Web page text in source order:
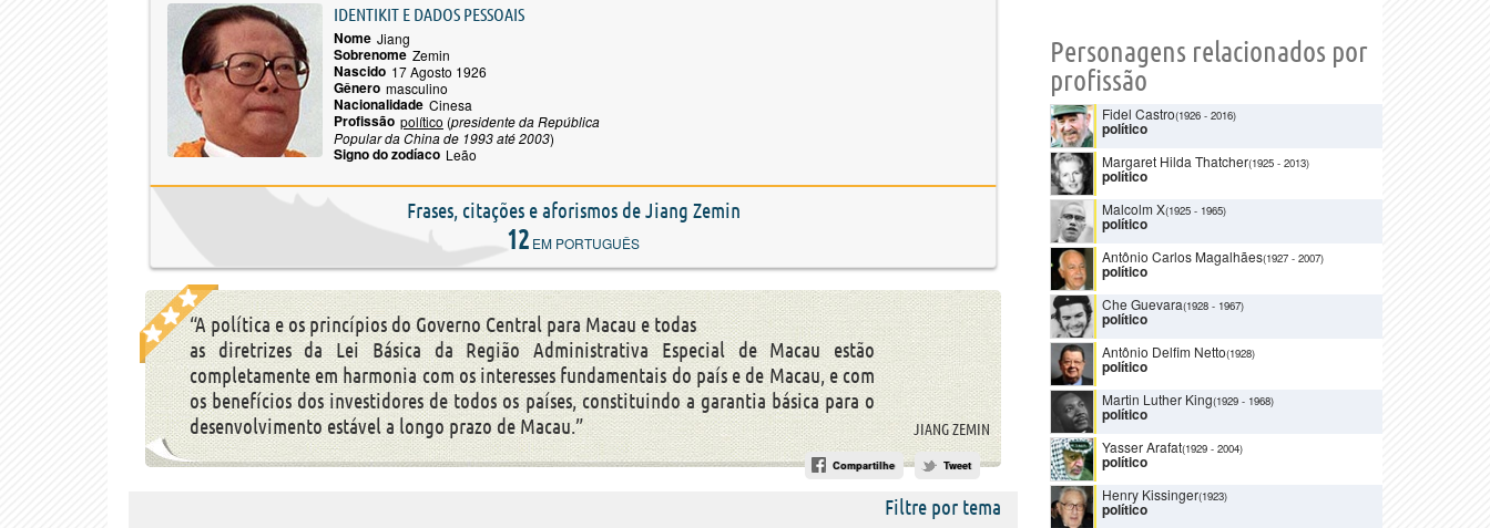
IDENTIKIT E DADOS PESSOAIS
Nome Jiang
Sobrenome Zemin
Nascido 17 Agosto 1926
Gênero masculino
Nacionalidade Cinesa
Profissão político (presidente da República
Popular da China de 1993 até 2003)
Signo do zodíaco Leão
Frases, citações e aforismos de Jiang Zemin
12 EM PORTUGUÊS
“A política e os princípios do Governo Central para Macau e todas
as diretrizes da Lei Básica da Região Administrativa Especial de Macau estão
completamente em harmonia com os interesses fundamentais do país e de Macau, e com
os benefícios dos investidores de todos os países, constituindo a garantia básica para o
desenvolvimento estável a longo prazo de Macau.”
JIANG ZEMIN
Compartilhe Tweet
Filtre por tema
Personagens relacionados por
profissão
Fidel Castro(1926 - 2016)
político
Margaret Hilda Thatcher(1925 - 2013)
político
Malcolm X(1925 - 1965)
político
Antônio Carlos Magalhães(1927 - 2007)
político
Che Guevara(1928 - 1967)
político
Antônio Delfim Netto(1928)
político
Martin Luther King(1929 - 1968)
político
Yasser Arafat(1929 - 2004)
político
Henry Kissinger(1923)
político